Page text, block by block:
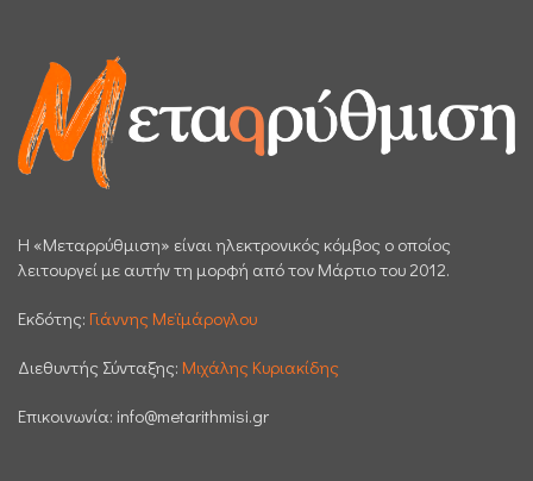
H «Μεταρρύθμιση» είναι ηλεκτρονικός κόμβος ο οποίος
λειτουργεί με αυτήν τη μορφή από τον Μάρτιο του 2012.
Εκδότης: Γιάννης Μεϊμάρογλου
Διεθυντής Σύνταξης: Μιχάλης Κυριακίδης
Επικοινωνία: info@metarithmisi.gr